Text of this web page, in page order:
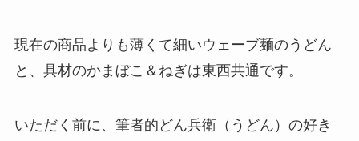
現在の商品よりも薄くて細いウェーブ麺のうどん
と、具材のかまぼこ＆ねぎは東西共通です。
いただく前に、筆者的どん兵衛（うどん）の好き